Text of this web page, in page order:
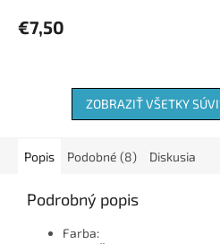
€7,50
ZOBRAZIŤ VŠETKY
Popis Podobné (8) Diskusia
Podrobný popis
Farba: